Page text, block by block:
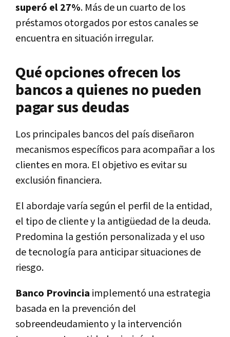
superó el 27%. Más de un cuarto de los
préstamos otorgados por estos canales se
encuentra en situación irregular.
Qué opciones ofrecen los
bancos a quienes no pueden
pagar sus deudas
Los principales bancos del país diseñaron
mecanismos específicos para acompañar a los
clientes en mora. El objetivo es evitar su
exclusión financiera.
El abordaje varía según el perfil de la entidad,
el tipo de cliente y la antigüedad de la deuda.
Predomina la gestión personalizada y el uso
de tecnología para anticipar situaciones de
riesgo.
Banco Provincia implementó una estrategia
basada en la prevención del
sobreendeudamiento y la intervención